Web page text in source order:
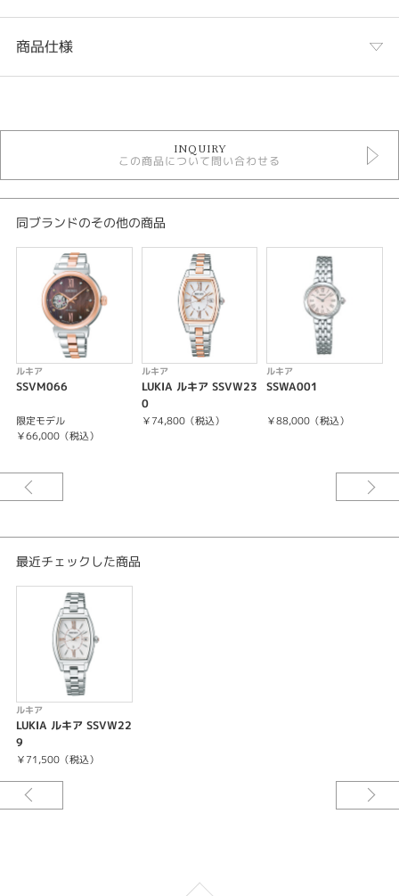
商品仕様
時計
金属ベルト
ソーラー電波
10気圧防水
ルキア
レディース 腕時計
腕時計
紹介文
ソーラー電波修正
4石
フルオートカレンダー機能（2099年12月31日まで）
電波修正機能（日本・中国・アメリカ・ドイツの標準電波を受信）
自動受信機能
強制受信機能
受信結果表示機能
時差修正機能
針位置自動修正機能
カレンダー（日付）機能つき
INQUIRY
この商品について問い合わせる
同ブランドのその他の商品
ルキア
SSVM066
限定モデル
￥66,000（税込）
ルキア
LUKIA ルキア SSVW23
0
￥74,800（税込）
ルキア
SSWA001
￥88,000（税込）
最近チェックした商品
ルキア
LUKIA ルキア SSVW22
9
￥71,500（税込）